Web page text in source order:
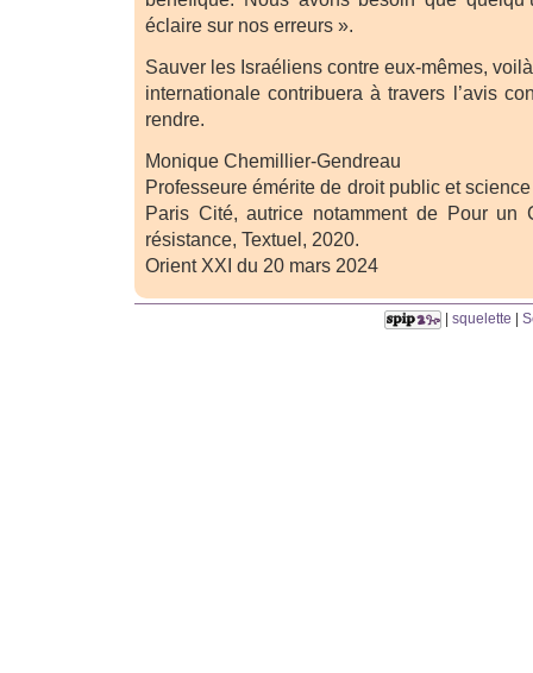
éclaire sur nos erreurs ».
Sauver les Israéliens contre eux-mêmes,
internationale contribuera à travers l’avis
rendre.
Monique Chemillier-Gendreau
Professeure émérite de droit public et
Paris Cité, autrice notamment de Pour un
résistance, Textuel, 2020.
Orient XXI du 20 mars 2024
| squelette |